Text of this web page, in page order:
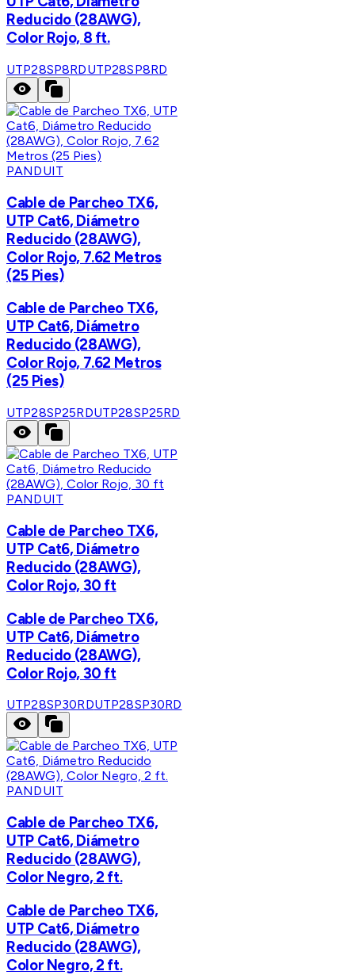
Reducido (28AWG),
Color Rojo, 8 ft.
UTP28SP8RDUTP28SP8RD
PANDUIT
Cable de Parcheo TX6,
UTP Cat6, Diámetro
Reducido (28AWG),
Color Rojo, 7.62 Metros
(25 Pies)
Cable de Parcheo TX6,
UTP Cat6, Diámetro
Reducido (28AWG),
Color Rojo, 7.62 Metros
(25 Pies)
UTP28SP25RDUTP28SP25RD
PANDUIT
Cable de Parcheo TX6,
UTP Cat6, Diámetro
Reducido (28AWG),
Color Rojo, 30 ft
Cable de Parcheo TX6,
UTP Cat6, Diámetro
Reducido (28AWG),
Color Rojo, 30 ft
UTP28SP30RDUTP28SP30RD
PANDUIT
Cable de Parcheo TX6,
UTP Cat6, Diámetro
Reducido (28AWG),
Color Negro, 2 ft.
Cable de Parcheo TX6,
UTP Cat6, Diámetro
Reducido (28AWG),
Color Negro, 2 ft.